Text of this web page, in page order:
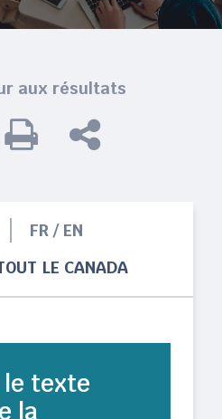
aux résultats
FR / EN
LE CANADA
le texte
la